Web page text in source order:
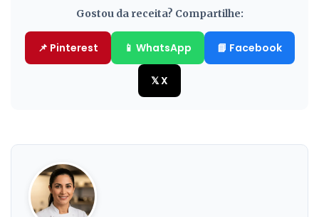
Gostou da receita? Compartilhe:
📌 Pinterest 📱 WhatsApp 📘 Facebook
𝕏 X